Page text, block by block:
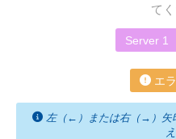
て
Server 1
エ
左（←）または右（→）矢